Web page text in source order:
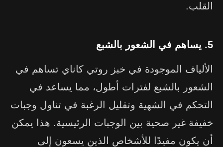
القلب.
5. يساهم في الشعور بالشبع
الألياف الموجودة في خبز روتي كاناي تساهم في
الشعور بالشبع لفترات أطول، مما يساعد في
التحكم في الشهية وتقليل الرغبة في تناول وجبات
خفيفة غير صحية بين الوجبات الرئيسية. هذا يمكن
أن يكون مفيدًا للأشخاص الذين يسعون إلى